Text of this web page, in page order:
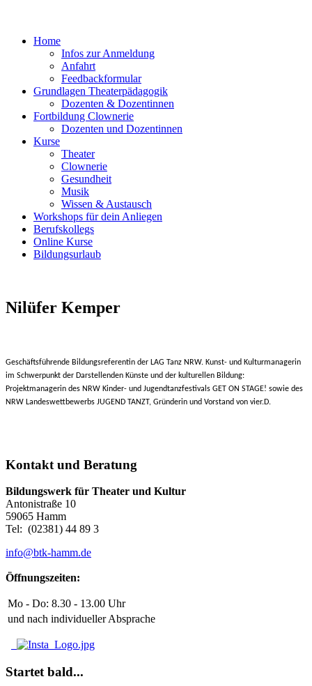
Home
Infos zur Anmeldung
Anfahrt
Feedbackformular
Grundlagen Theaterpädagogik
Dozenten & Dozentinnen
Fortbildung Clownerie
Dozenten und Dozentinnen
Kurse
Theater
Clownerie
Gesundheit
Musik
Wissen & Austausch
Workshops für dein Anliegen
Berufskollegs
Online Kurse
Bildungsurlaub
Nilüfer Kemper
Geschäftsführende Bildungsreferentin der LAG Tanz NRW. Kunst- und Kulturmanagerin
im Schwerpunkt der Darstellenden Künste und der kulturellen Bildung:
Projektmanagerin des NRW Kinder- und Jugendtanzfestivals GET ON STAGE! sowie des
NRW Landeswettbewerbs JUGEND TANZT, Gründerin und Vorstand von vier.D.
Kontakt und Beratung
Bildungswerk für Theater und Kultur
Antonistraße 10
59065 Hamm
Tel: (02381) 44 89 3
info@btk-hamm.de
Öffnungszeiten:
Mo - Do: 8.30 - 13.00 Uhr
und nach individueller Absprache
Startet bald...